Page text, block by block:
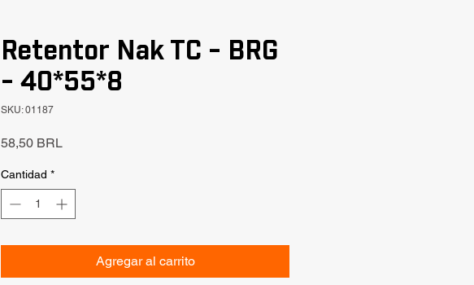
Retentor Nak TC - BRG
- 40*55*8
SKU: 01187
58,50 BRLPrecio
Cantidad *
Agregar al carrito